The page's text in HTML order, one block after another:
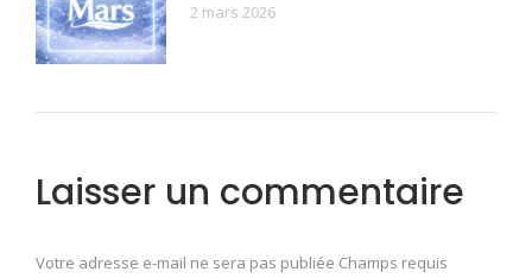
2 mars 2026
Laisser un commentaire
Votre adresse e-mail ne sera pas publiée Champs requis